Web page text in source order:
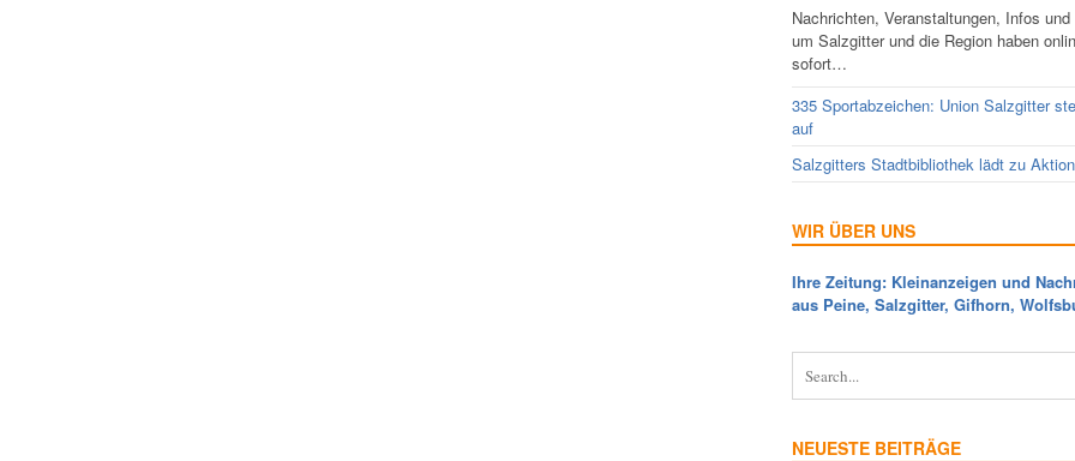
Nachrichten, Veranstaltungen, Infos
um Salzgitter und die Region haben
sofort…
335 Sportabzeichen: Union Salzgitter
auf
Salzgitters Stadtbibliothek lädt zu
WIR ÜBER UNS
Ihre Zeitung: Kleinanzeigen und
aus Peine, Salzgitter, Gifhorn,
NEUESTE BEITRÄGE